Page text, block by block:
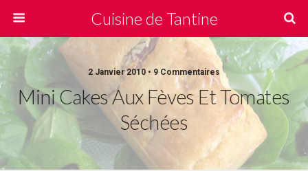
Cuisine de Tantine
2 Janvier 2010 • 9 Commentaires
Mini Cakes Aux Fèves Et Tomates
Séchées